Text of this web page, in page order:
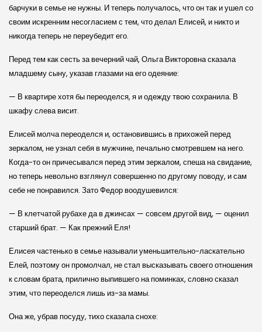
барчуки в семье не нужны. И теперь получалось, что он так и ушел со
своим искренним несогласием с тем, что делал Елисей, и никто и
никогда теперь не переубедит его.
Перед тем как сесть за вечерний чай, Ольга Викторовна сказала
младшему сыну, указав глазами на его одеяние:
— В квартире хотя бы переоделся, я и одежду твою сохранила. В
шкафу слева висит.
Елисей молча переоделся и, остановившись в прихожей перед
зеркалом, не узнал себя в мужчине, печально смотревшем на него.
Когда-то он причесывался перед этим зеркалом, спеша на свидание,
но теперь невольно взглянул совершенно по другому поводу, и сам
себе не понравился. Зато Федор воодушевился:
— В клетчатой рубахе да в джинсах — совсем другой вид, — оценил
старший брат. — Как прежний Еля!
Елисея частенько в семье называли уменьшительно-ласкательно
Елей, поэтому он промолчал, не стал высказывать своего отношения
к словам брата, прилично выпившего на поминках, словно сказал
этим, что переоделся лишь из-за мамы.
Она же, убрав посуду, тихо сказала снохе: